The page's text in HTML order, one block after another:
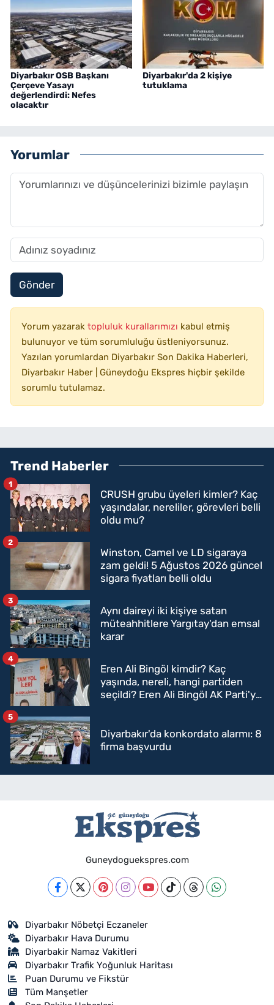
Diyarbakır OSB Başkanı
Çerçeve Yasayı
değerlendirdi: Nefes
olacaktır
Diyarbakır'da 2 kişiye
tutuklama
Yorumlar
Gönder
Yorum yazarak topluluk kurallarımızı kabul etmiş
bulunuyor ve tüm sorumluluğu üstleniyorsunuz.
Yazılan yorumlardan Diyarbakır Son Dakika Haberleri,
Diyarbakır Haber | Güneydoğu Ekspres hiçbir şekilde
sorumlu tutulamaz.
Trend Haberler
CRUSH grubu üyeleri kimler? Kaç
yaşındalar, nereliler, görevleri belli
oldu mu?
1
Winston, Camel ve LD sigaraya
zam geldi! 5 Ağustos 2026 güncel
sigara fiyatları belli oldu
2
Aynı daireyi iki kişiye satan
müteahhitlere Yargıtay'dan emsal
karar
3
Eren Ali Bingöl kimdir? Kaç
yaşında, nereli, hangi partiden
seçildi? Eren Ali Bingöl AK Parti'ye
4
Diyarbakır'da konkordato alarmı: 8
firma başvurdu
5
Guneydoguekspres.com
Diyarbakır Nöbetçi Eczaneler
Diyarbakır Hava Durumu
Diyarbakir Namaz Vakitleri
Diyarbakır Trafik Yoğunluk Haritası
Puan Durumu ve Fikstür
Tüm Manşetler